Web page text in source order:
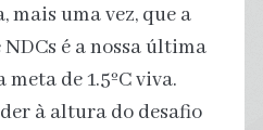
mais uma vez, que a
é a nossa última
de 1.5ºC viva.
à altura do desafio